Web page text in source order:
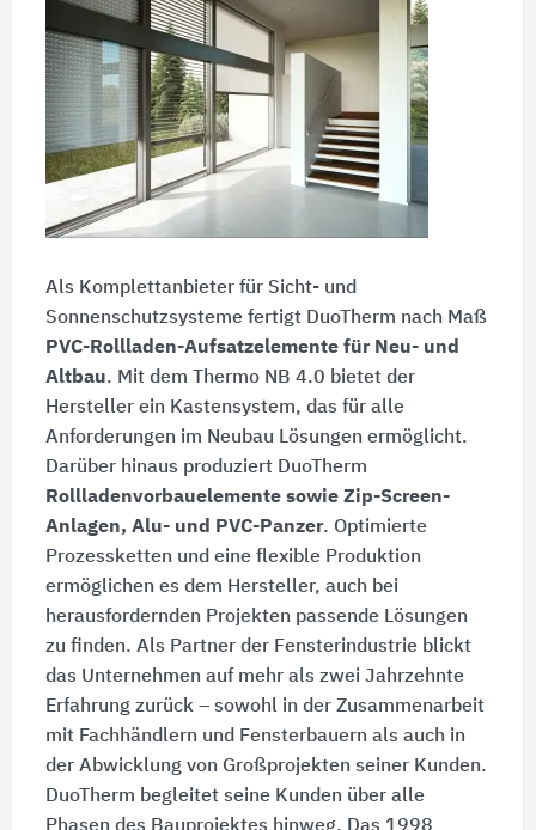
Als Komplettanbieter für Sicht- und
Sonnenschutzsysteme fertigt DuoTherm nach Maß
PVC-Rollladen-Aufsatzelemente für Neu- und
Altbau. Mit dem Thermo NB 4.0 bietet der
Hersteller ein Kastensystem, das für alle
Anforderungen im Neubau Lösungen ermöglicht.
Darüber hinaus produziert DuoTherm
Rollladenvorbauelemente sowie Zip-Screen-
Anlagen, Alu- und PVC-Panzer. Optimierte
Prozessketten und eine flexible Produktion
ermöglichen es dem Hersteller, auch bei
herausfordernden Projekten passende Lösungen
zu finden. Als Partner der Fensterindustrie blickt
das Unternehmen auf mehr als zwei Jahrzehnte
Erfahrung zurück – sowohl in der Zusammenarbeit
mit Fachhändlern und Fensterbauern als auch in
der Abwicklung von Großprojekten seiner Kunden.
DuoTherm begleitet seine Kunden über alle